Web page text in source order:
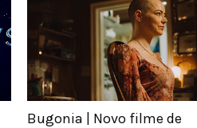
Bugonia | Novo filme de